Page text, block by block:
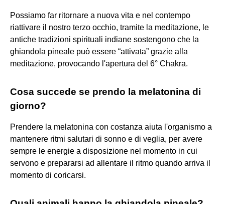
Possiamo far ritornare a nuova vita e nel contempo
riattivare il nostro terzo occhio, tramite la meditazione, le
antiche tradizioni spirituali indiane sostengono che la
ghiandola pineale può essere “attivata” grazie alla
meditazione, provocando l'apertura del 6° Chakra.
Cosa succede se prendo la melatonina di
giorno?
Prendere la melatonina con costanza aiuta l'organismo a
mantenere ritmi salutari di sonno e di veglia, per avere
sempre le energie a disposizione nel momento in cui
servono e prepararsi ad allentare il ritmo quando arriva il
momento di coricarsi.